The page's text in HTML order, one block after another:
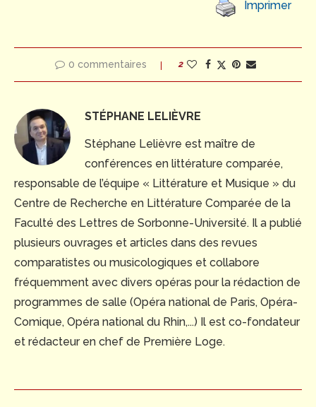
Imprimer
0 commentaires 2
STÉPHANE LELIÈVRE
Stéphane Lelièvre est maître de
conférences en littérature comparée,
responsable de l’équipe « Littérature et Musique » du
Centre de Recherche en Littérature Comparée de la
Faculté des Lettres de Sorbonne-Université. Il a publié
plusieurs ouvrages et articles dans des revues
comparatistes ou musicologiques et collabore
fréquemment avec divers opéras pour la rédaction de
programmes de salle (Opéra national de Paris, Opéra-
Comique, Opéra national du Rhin,...) Il est co-fondateur
et rédacteur en chef de Première Loge.